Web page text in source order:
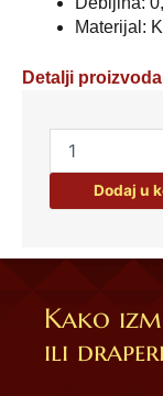
Materijal:
Detalji
70086
količinaDodaj u
Kako
ili